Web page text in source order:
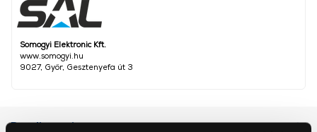
Somogyi Elektronic Kft.
www.somogyi.hu
9027, Győr, Gesztenyefa út 3
Detaljan opis